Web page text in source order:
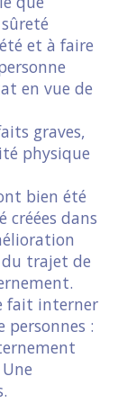
et à faire
en vue de
graves,
physique
bien été
créées dans
trajet de
fait interner
personnes :